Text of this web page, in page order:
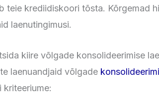
teie krediidiskoori tõsta. Kõrgemad
laenutingimusi.
kiire võlgade konsolideerimise
laenuandjaid võlgade
kriteeriume: